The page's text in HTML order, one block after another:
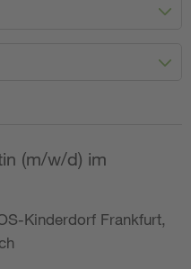
(m/w/d) im
Kinderdorf Frankfurt,